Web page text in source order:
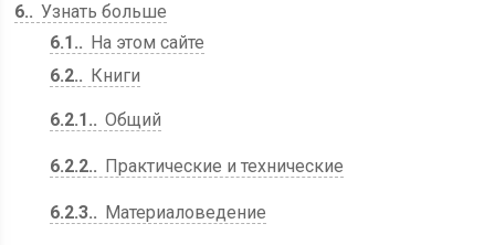
6.
Узнать больше
6.1.
На этом сайте
6.2.
Книги
6.2.1. Общий
6.2.2. Практические и технические
6.2.3. Материаловедение